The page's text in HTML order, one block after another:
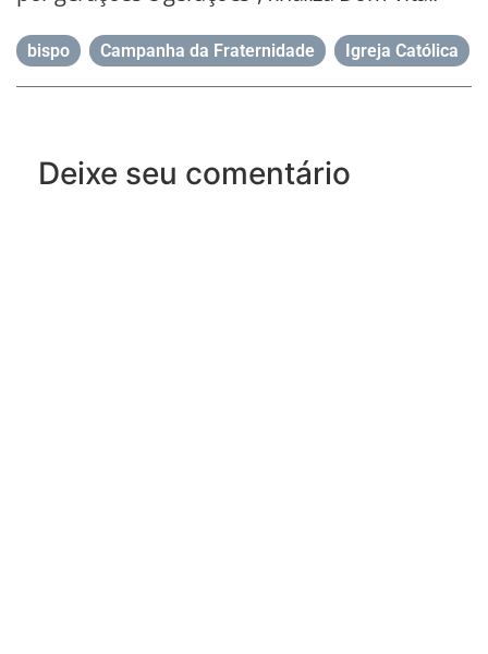
bispo Campanha da Fraternidade Igreja Católica
Deixe seu comentário